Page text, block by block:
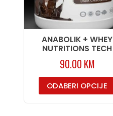
ANABOLIK + WHEY
NUTRITIONS TECH
90.00 KM
ODABERI OPCIJE